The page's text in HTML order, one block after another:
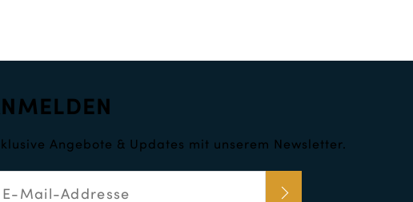
Angebote & Updates mit unserem Newsletter.